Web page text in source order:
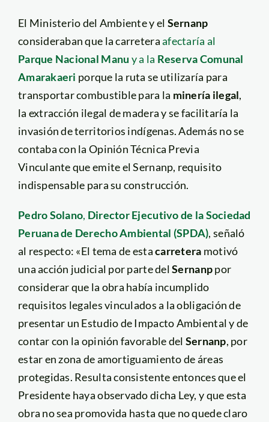
El Ministerio del Ambiente y el Sernanp
consideraban que la carreteraafectaría al
Parque Nacional Manu y a la Reserva Comunal
Amarakaeri porque la ruta se utilizaría para
transportar combustible para la minería ilegal,
la extracción ilegal de madera y se facilitaría la
invasión de territorios indígenas. Además no se
contaba con la Opinión Técnica Previa
Vinculante que emite el Sernanp, requisito
indispensable para su construcción.
Pedro Solano, Director Ejecutivo de la Sociedad
Peruana de Derecho Ambiental (SPDA), señaló
al respecto: «El tema de estacarretera motivó
una acción judicial por parte delSernanppor
considerar que la obra había incumplido
requisitos legales vinculados a la obligación de
presentar un Estudio de Impacto Ambiental y de
contar con la opinión favorable del Sernanp, por
estar en zona de amortiguamiento de áreas
protegidas. Resulta consistente entonces que el
Presidente haya observado dicha Ley, y que esta
obra no sea promovida hasta que no quede claro